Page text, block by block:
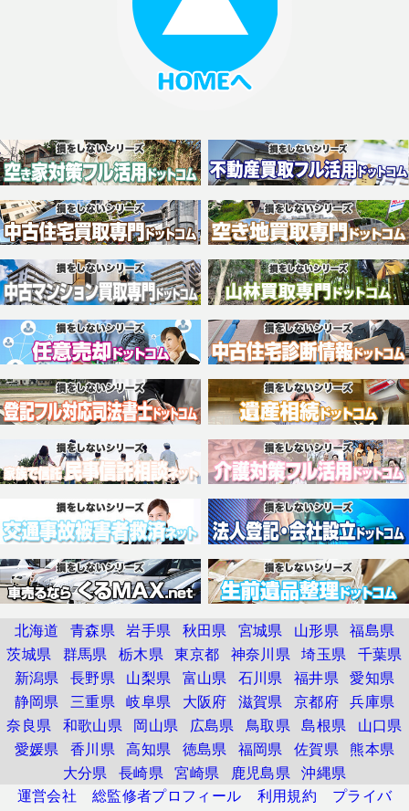
北海道 青森県 岩手県 秋田県 宮城県 山形県 福島県
茨城県 群馬県 栃木県 東京都 神奈川県 埼玉県 千葉県
新潟県 長野県 山梨県 富山県 石川県 福井県 愛知県
静岡県 三重県 岐阜県 大阪府 滋賀県 京都府 兵庫県
奈良県 和歌山県 岡山県 広島県 鳥取県 島根県
山口県
愛媛県 香川県 高知県 徳島県 福岡県 佐賀県 熊本県
大分県 長崎県 宮崎県 鹿児島県 沖縄県
運営会社
総監修者プロフィール 利用規約
プライバ